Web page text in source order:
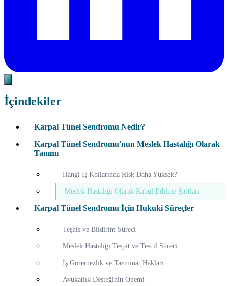
İçindekiler
Karpal Tünel Sendromu Nedir?
Karpal Tünel Sendromu'nun Meslek Hastalığı Olarak
Tanımı
Hangi İş Kollarında Risk Daha Yüksek?
Meslek Hastalığı Olarak Kabul Edilme Şartları
Karpal Tünel Sendromu İçin Hukuki Süreçler
Teşhis ve Bildirim Süreci
Meslek Hastalığı Tespit ve Tescil Süreci
İş Göremezlik ve Tazminat Hakları
Avukatlık Desteğinin Önemi